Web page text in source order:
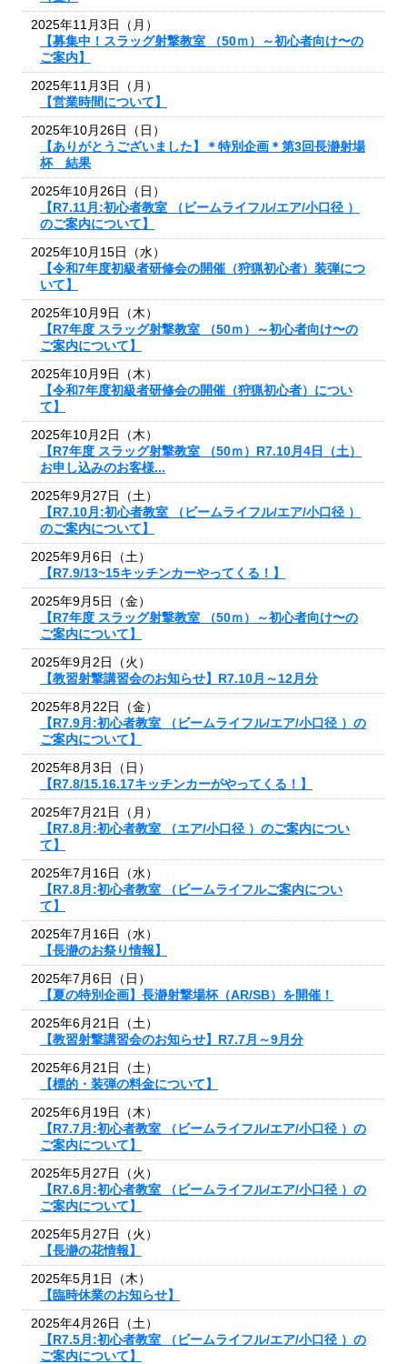
2025年11月3日（月）
【募集中！スラッグ射撃教室 （50ｍ）～初心者向け〜の
ご案内】
2025年11月3日（月）
【営業時間について】
2025年10月26日（日）
【ありがとうございました】＊特別企画＊第3回長瀞射場
杯 結果
2025年10月26日（日）
【R7.11月:初心者教室 （ビームライフル/エア/小口径 ）
のご案内について】
2025年10月15日（水）
【令和7年度初級者研修会の開催（狩猟初心者）装弾につ
いて】
2025年10月9日（木）
【R7年度 スラッグ射撃教室 （50ｍ）～初心者向け〜の
ご案内について】
2025年10月9日（木）
【令和7年度初級者研修会の開催（狩猟初心者）につい
て】
2025年10月2日（木）
【R7年度 スラッグ射撃教室 （50ｍ）R7.10月4日（土）
お申し込みのお客様...
2025年9月27日（土）
【R7.10月:初心者教室 （ビームライフル/エア/小口径 ）
のご案内について】
2025年9月6日（土）
【R7.9/13~15キッチンカーやってくる！】
2025年9月5日（金）
【R7年度 スラッグ射撃教室 （50ｍ）～初心者向け〜の
ご案内について】
2025年9月2日（火）
【教習射撃講習会のお知らせ】R7.10月～12月分
2025年8月22日（金）
【R7.9月:初心者教室 （ビームライフル/エア/小口径 ）の
ご案内について】
2025年8月3日（日）
【R7.8/15.16.17キッチンカーがやってくる！】
2025年7月21日（月）
【R7.8月:初心者教室 （エア/小口径 ）のご案内につい
て】
2025年7月16日（水）
【R7.8月:初心者教室 （ビームライフルご案内につい
て】
2025年7月16日（水）
【長瀞のお祭り情報】
2025年7月6日（日）
【夏の特別企画】長瀞射撃場杯（AR/SB）を開催！
2025年6月21日（土）
【教習射撃講習会のお知らせ】R7.7月～9月分
2025年6月21日（土）
【標的・装弾の料金について】
2025年6月19日（木）
【R7.7月:初心者教室 （ビームライフル/エア/小口径 ）の
ご案内について】
2025年5月27日（火）
【R7.6月:初心者教室 （ビームライフル/エア/小口径 ）の
ご案内について】
2025年5月27日（火）
【長瀞の花情報】
2025年5月1日（木）
【臨時休業のお知らせ】
2025年4月26日（土）
【R7.5月:初心者教室 （ビームライフル/エア/小口径 ）の
ご案内について】